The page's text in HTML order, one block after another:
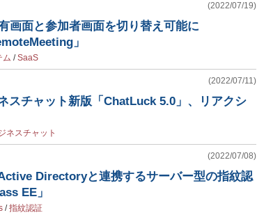
(2022/07/19)
画面と参加者画面を切り替え可能に
」
ム /SaaS
(2022/07/11)
スチャット新版「ChatLuck 5.0」、リアクシ
ネスチャット
(2022/07/08)
Directoryと連携するサーバー型の指紋認
EE」
/指紋認証